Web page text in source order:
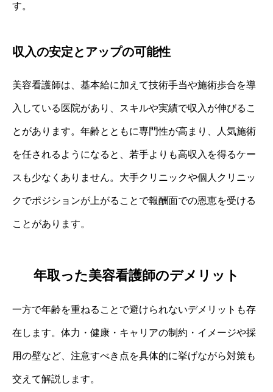
す。
収入の安定とアップの可能性
美容看護師は、基本給に加えて技術手当や施術歩合を導
入している医院があり、スキルや実績で収入が伸びるこ
とがあります。年齢とともに専門性が高まり、人気施術
を任されるようになると、若手よりも高収入を得るケー
スも少なくありません。大手クリニックや個人クリニッ
クでポジションが上がることで報酬面での恩恵を受ける
ことがあります。
年取った美容看護師のデメリット
一方で年齢を重ねることで避けられないデメリットも存
在します。体力・健康・キャリアの制約・イメージや採
用の壁など、注意すべき点を具体的に挙げながら対策も
交えて解説します。